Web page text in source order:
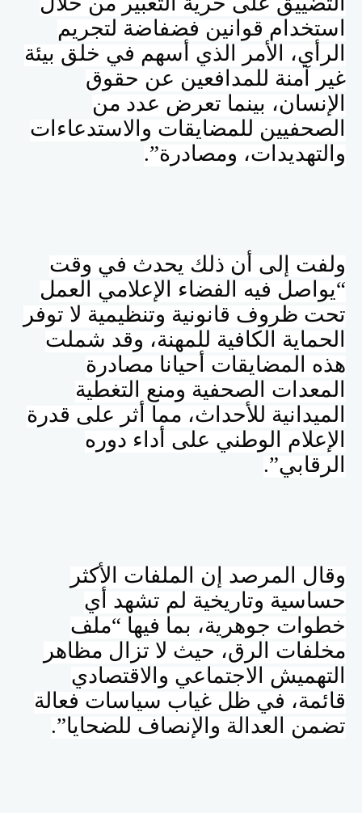
استخدام قوانين فضفاضة لتجريم
الرأي، الأمر الذي أسهم في خلق بيئة
غير آمنة للمدافعين عن حقوق
الإنسان، بينما تعرض عدد من
الصحفيين للمضايقات والاستدعاءات
والتهديدات، ومصادرة”.
ولفت إلى أن ذلك يحدث في وقت
“يواصل فيه الفضاء الإعلامي العمل
تحت ظروف قانونية وتنظيمية لا توفر
الحماية الكافية للمهنة، وقد شملت
هذه المضايقات أحيانا مصادرة
المعدات الصحفية ومنع التغطية
الميدانية للأحداث، مما أثر على قدرة
الإعلام الوطني على أداء دوره
الرقابي”.
وقال المرصد إن الملفات الأكثر
حساسية وتاريخية لم تشهد أي
خطوات جوهرية، بما فيها “ملف
مخلفات الرق، حيث لا تزال مظاهر
التهميش الاجتماعي والاقتصادي
قائمة، في ظل غياب سياسات فعالة
تضمن العدالة والإنصاف للضحايا”.